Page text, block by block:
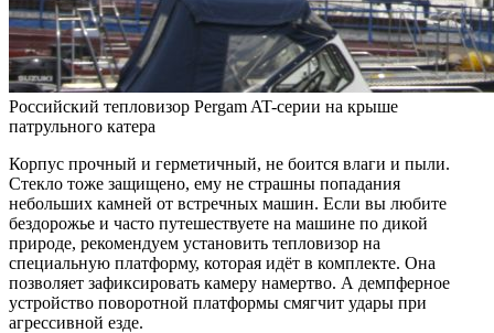
Российский тепловизор Pergam AT-серии на крыше
патрульного катера
Корпус прочный и герметичный, не боится влаги и пыли.
Стекло тоже защищено, ему не страшны попадания
небольших камней от встречных машин. Если вы любите
бездорожье и часто путешествуете на машине по дикой
природе, рекомендуем установить тепловизор на
специальную платформу, которая идёт в комплекте. Она
позволяет зафиксировать камеру намертво. А демпферное
устройство поворотной платформы смягчит удары при
агрессивной езде.